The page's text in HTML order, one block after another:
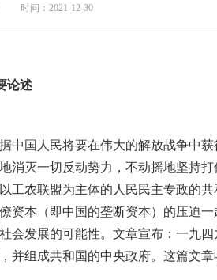
时间：2021-12-30
论述
国人民将要在伟大的解放战争中获
灭一切反动势力，不动摇地坚持
农联盟为主体的人民民主专政的
本（即中国的垄断资本）的压迫
发展的可能性。文章宣布：一九
组成共和国的中央政府。这篇文章